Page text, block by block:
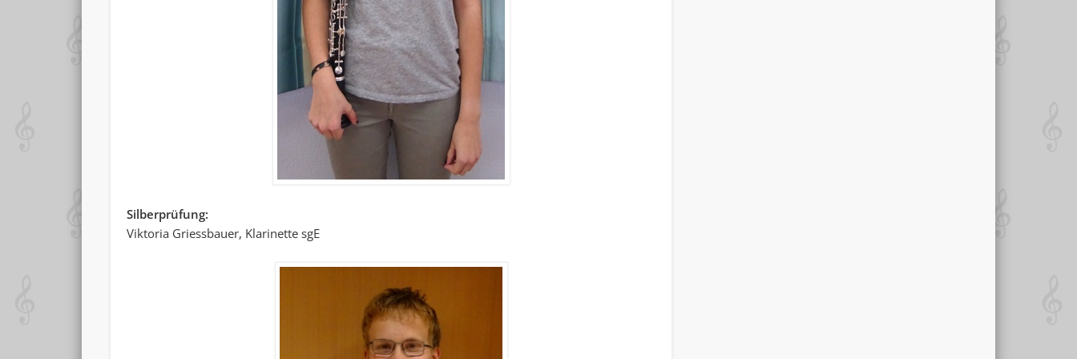
Silberprüfung:
Viktoria Griessbauer, Klarinette sgE